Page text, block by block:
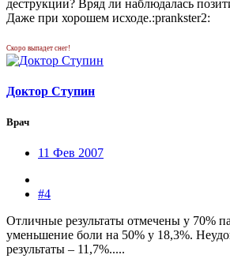
деструкции? Вряд ли наблюдалась
Даже при хорошем исходе.:prankster2:
Скоро выпадет снег!
Доктор Ступин
Врач
11 Фев 2007
#4
Отличные результаты отмечены у 70%
уменьшение боли на 50% у 18,3%.
результаты – 11,7%.....